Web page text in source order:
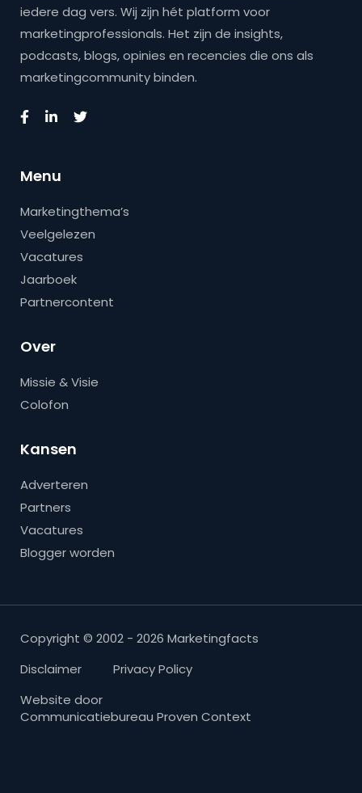
iedere dag vers. Wij zijn hét platform voor
marketingprofessionals. Het zijn de insights,
podcasts, blogs, opinies en recencies die ons als
marketingcommunity binden.
Menu
Marketingthema’s
Veelgelezen
Vacatures
Jaarboek
Partnercontent
Over
Missie & Visie
Colofon
Kansen
Adverteren
Partners
Vacatures
Blogger worden
Copyright © 2002 - 2026 Marketingfacts
Disclaimer
Privacy Policy
Website door
Communicatiebureau Proven Context